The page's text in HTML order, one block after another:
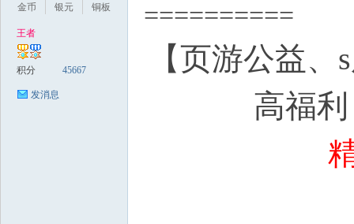
金币
银元
铜板
王者
积分 45667
发消息
==========
【页游公益、
高福